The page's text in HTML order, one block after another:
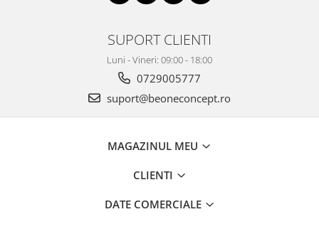
SUPORT CLIENTI
Luni - Vineri: 09:00 - 18:00
0729005777
suport@beoneconcept.ro
MAGAZINUL MEU
CLIENTI
DATE COMERCIALE